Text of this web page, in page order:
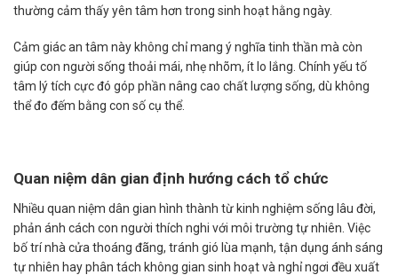
thường cảm thấy yên tâm hơn trong sinh hoạt hằng ngày.
Cảm giác an tâm này không chỉ mang ý nghĩa tinh thần mà còn
giúp con người sống thoải mái, nhẹ nhõm, ít lo lắng. Chính yếu tố
tâm lý tích cực đó góp phần nâng cao chất lượng sống, dù không
thể đo đếm bằng con số cụ thể.
Quan niệm dân gian định hướng cách tổ chức
Nhiều quan niệm dân gian hình thành từ kinh nghiệm sống lâu đời,
phản ánh cách con người thích nghi với môi trường tự nhiên. Việc
bố trí nhà cửa thoáng đãng, tránh gió lùa mạnh, tận dụng ánh sáng
tự nhiên hay phân tách không gian sinh hoạt và nghỉ ngơi đều xuất